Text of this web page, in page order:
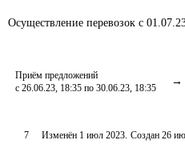
Осуществление перевозок с
Приём предложений
с 26.06.23, 18:35 по 30.06.23, 18:35
7 Изменён 1 июл 2023. Создан 26